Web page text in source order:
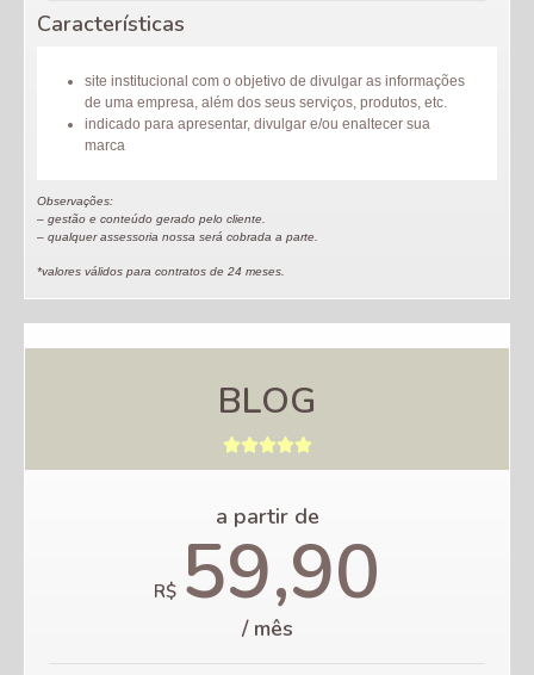
Características
site institucional com o objetivo de divulgar as informações
de uma empresa, além dos seus serviços, produtos, etc.
indicado para apresentar, divulgar e/ou enaltecer sua
marca
Observações:
– gestão e conteúdo gerado pelo cliente.
– qualquer assessoria nossa será cobrada a parte.
*valores válidos para contratos de 24 meses.
BLOG

a partir de
R$ 59,90
/ mês